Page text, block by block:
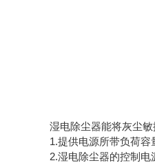
湿电除尘器能将灰尘
1.提供电源所带负荷容
2.湿电除尘器的控制电